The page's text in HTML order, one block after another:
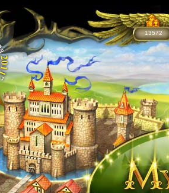
13572